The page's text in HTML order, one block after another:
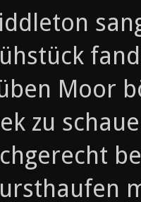
Moor
zu